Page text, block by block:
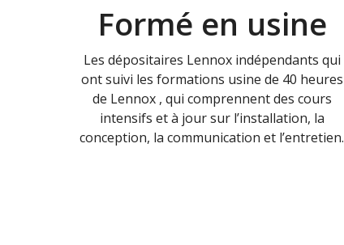
Formé en usine
Les dépositaires Lennox indépendants qui
ont suivi les formations usine de 40 heures
de Lennox , qui comprennent des cours
intensifs et à jour sur l’installation, la
conception, la communication et l’entretien.